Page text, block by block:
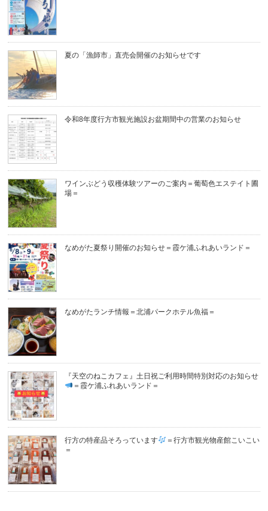
夏の「漁師市」直売会開催のお知らせです
令和8年度行方市観光施設お盆期間中の営業のお知らせ
ワインぶどう収穫体験ツアーのご案内＝葡萄色エステイト圃
場＝
なめがた夏祭り開催のお知らせ＝霞ケ浦ふれあいランド＝
なめがたランチ情報＝北浦パークホテル魚福＝
『天空のねこカフェ』土日祝ご利用時間特別対応のお知らせ
＝霞ケ浦ふれあいランド＝
行方の特産品そろっています
＝行方市観光物産館こいこい
＝